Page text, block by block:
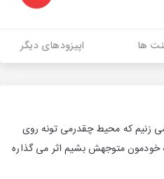
ها اپیزودهای دیگر
این حرف می زنیم که محیط چقدرمی تونه روی
خودمون متوجهش بشیم اثر می گذاره